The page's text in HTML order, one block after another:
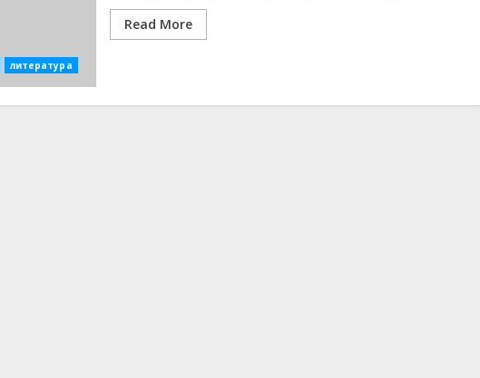
литература
Read More